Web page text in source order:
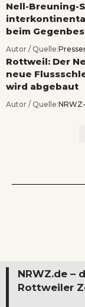
Nell-Breuning-
beim
Autor / Quelle:
Rottweil: Der
neue
wird abgebaut
Autor / Quelle:
NRWZ.de –
Rottweiler